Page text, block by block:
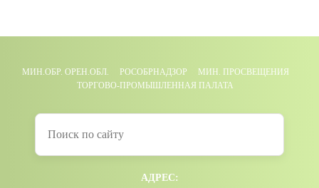
МИН.ОБР. ОРЕН.ОБЛ. РОСОБРНАДЗОР
МИН. ПРОСВЕЩЕНИЯ
ТОРГОВО-ПРОМЫШЛЕННАЯ ПАЛАТА
АДРЕС: